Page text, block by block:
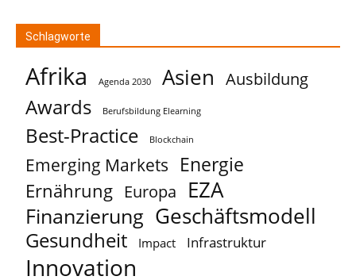
Schlagworte
Afrika Agenda 2030 Asien Ausbildung
Awards Berufsbildung Elearning
Best-Practice Blockchain
Emerging Markets Energie
Ernährung Europa EZA
Finanzierung Geschäftsmodell
Gesundheit Impact Infrastruktur
Innovation